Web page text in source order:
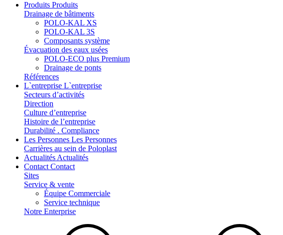
Produits Produits
Drainage de bâtiments
POLO-KAL XS
POLO-KAL 3S
Composants système
Évacuation des eaux usées
POLO-ECO plus Premium
Drainage de ponts
Références
L`entreprise L`entreprise
Secteurs d’activités
Direction
Culture d’entreprise
Histoire de l’entreprise
Durabilité . Compliance
Les Personnes Les Personnes
Carrières au sein de Poloplast
Actualités Actualités
Contact Contact
Sites
Service & vente
Équipe Commerciale
Service technique
Notre Enterprise